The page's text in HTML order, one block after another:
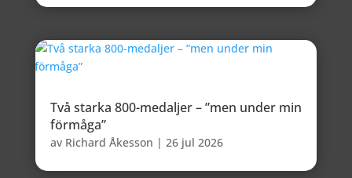
Två starka 800-medaljer – ”men under min
förmåga”
av Richard Åkesson | 26 jul 2026